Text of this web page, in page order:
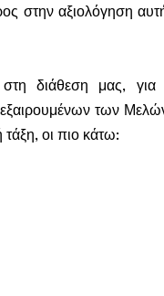
στην αξιολόγηση
διάθεση μας, για
των
οι πιο κάτω: